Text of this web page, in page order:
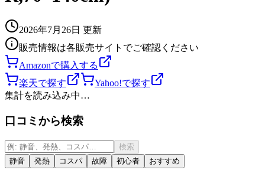
2026年7月26日 更新
販売情報は各販売サイトでご確認ください
Amazonで購入する
楽天で探す
Yahoo!で探す
集計を読み込み中…
口コミから検索
検索
静音
発熱 コスパ 故障 初心者 おすすめ